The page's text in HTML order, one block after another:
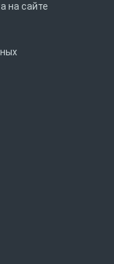
на сайте